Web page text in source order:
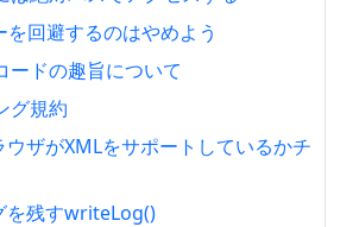
を回避するのはやめよう
ードの趣旨について
グ規約
ザがXMLをサポートしているかチ
残すwriteLog()